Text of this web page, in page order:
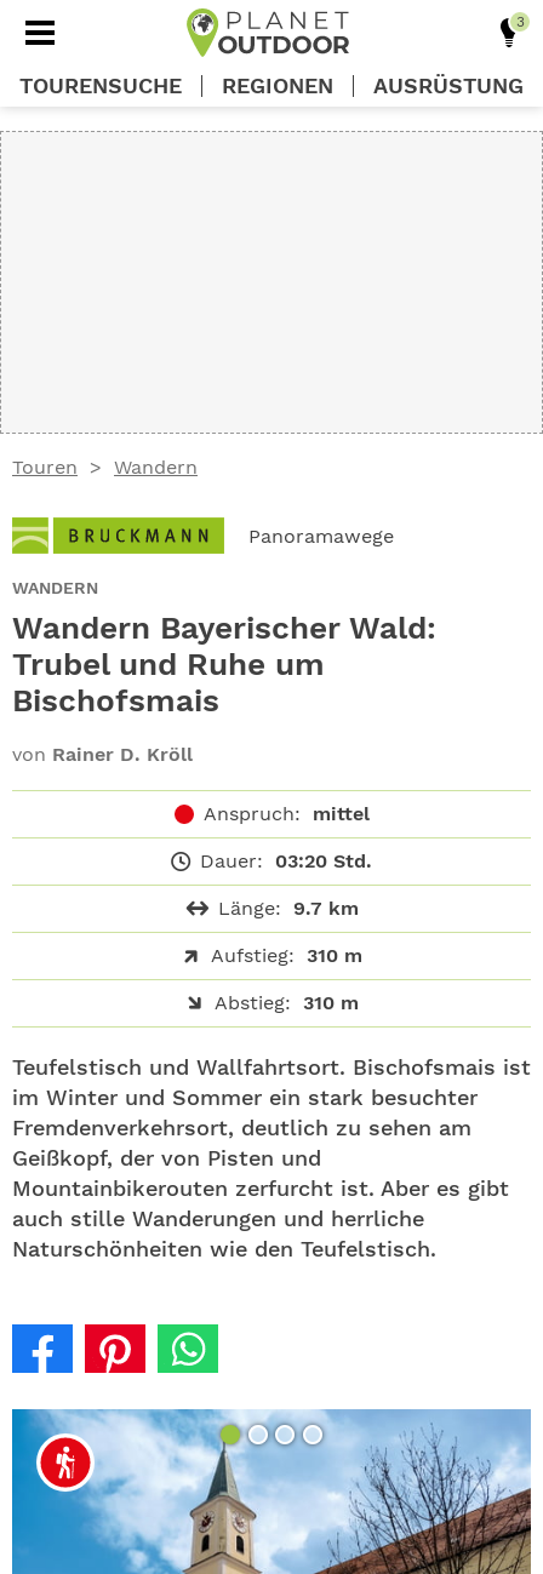
Touren Wandern
Panoramawege
WANDERN
Wandern Bayerischer Wald:
Trubel und Ruhe um
Bischofsmais
von Rainer D. Kröll
Anspruch: mittel
Dauer: 03:20 Std.
Länge: 9.7 km
Aufstieg: 310 m
Abstieg: 310 m
Teufelstisch und Wallfahrtsort. Bischofsmais ist
im Winter und Sommer ein stark besuchter
Fremdenverkehrsort, deutlich zu sehen am
Geißkopf, der von Pisten und
Mountainbikerouten zerfurcht ist. Aber es gibt
auch stille Wanderungen und herrliche
Naturschönheiten wie den Teufelstisch.
TOURENSUCHE REGIONEN AUSRÜSTUNG
ABO
GEWINNEN
NEWSLETTER
ALLE THEMEN